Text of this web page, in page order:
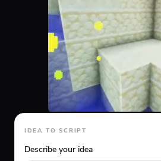
IDEA TO SCRIPT
Describe your idea